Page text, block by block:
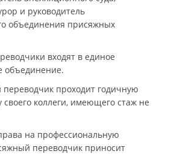
и руководитель
объединения присяжных
входят в единое
объединение.
проходит годичную
своего коллеги, имеющего стаж не
на профессиональную
переводчик приносит